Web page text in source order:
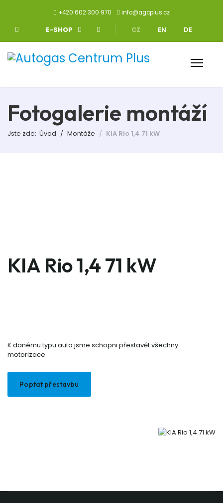
+420 602 300 970 info@agcplus.cz
E-SHOP Zvolte jazyk
CZ EN DE
Fotogalerie montáží
Jste zde: Úvod Montáže KIA Rio 1,4 71 kW
KIA Rio 1,4 71 kW
K danému typu auta jsme schopni přestavět všechny
motorizace.
Poptat přestavbu